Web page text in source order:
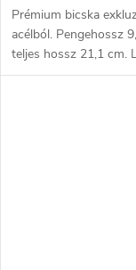
Prémium bicska
acélból. Pengehossz
teljes hossz 21,1 cm.
titánium markolat.